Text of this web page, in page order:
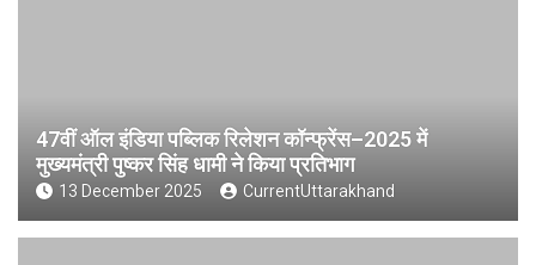
47वीं ऑल इंडिया पब्लिक रिलेशन कॉन्फ्रेंस–2025 में
मुख्यमंत्री पुष्कर सिंह धामी ने किया प्रतिभाग
13 December 2025 CurrentUttarakhand